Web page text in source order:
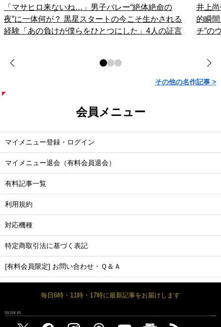
「マサヒロ来ないね…」男子バレー“絶体絶命の
夜”に一体何が？ 黒星スタートの今こそ生かされる
経験「あの負けが僕らをひとつにした」4人の証言
井上
的瞬
チ”の
その他の名作記事 >
会員メニュー
マイメニュー登録・ログイン
マイメニュー退会（有料会員退会）
有料記事一覧
利用規約
対応機種
特定商取引法に基づく表記
[有料会員限定] お問い合わせ・Ｑ＆Ａ
毎日6時・11時・17時に最新記事をお届けします
FOLLOW US